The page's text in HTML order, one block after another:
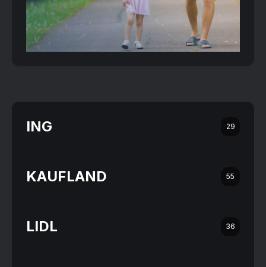
ING 29
KAUFLAND 55
LIDL 36